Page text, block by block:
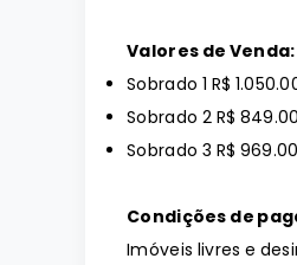
Valores de Venda:
Sobrado 1 R$
Sobrado 2 R$
Sobrado 3 R$
Condições de
Imóveis livres e